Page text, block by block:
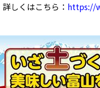
詳しくはこちら： https://